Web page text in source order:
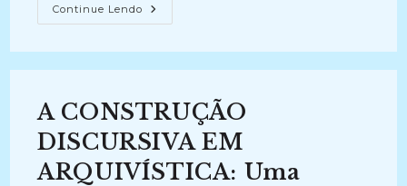
Continue Lendo ARRANJO
E
2014)
A CONSTRUÇÃO
DISCURSIVA EM
ARQUIVÍSTICA: Uma